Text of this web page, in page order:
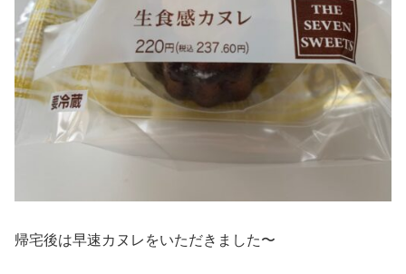
帰宅後は早速カヌレをいただきました〜